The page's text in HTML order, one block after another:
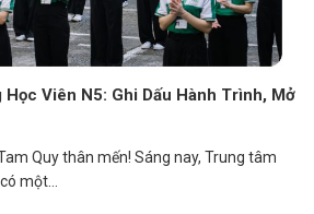
Học Viên N5: Ghi Dấu Hành Trình, Mở
Quy thân mến! Sáng nay, Trung tâm
một...